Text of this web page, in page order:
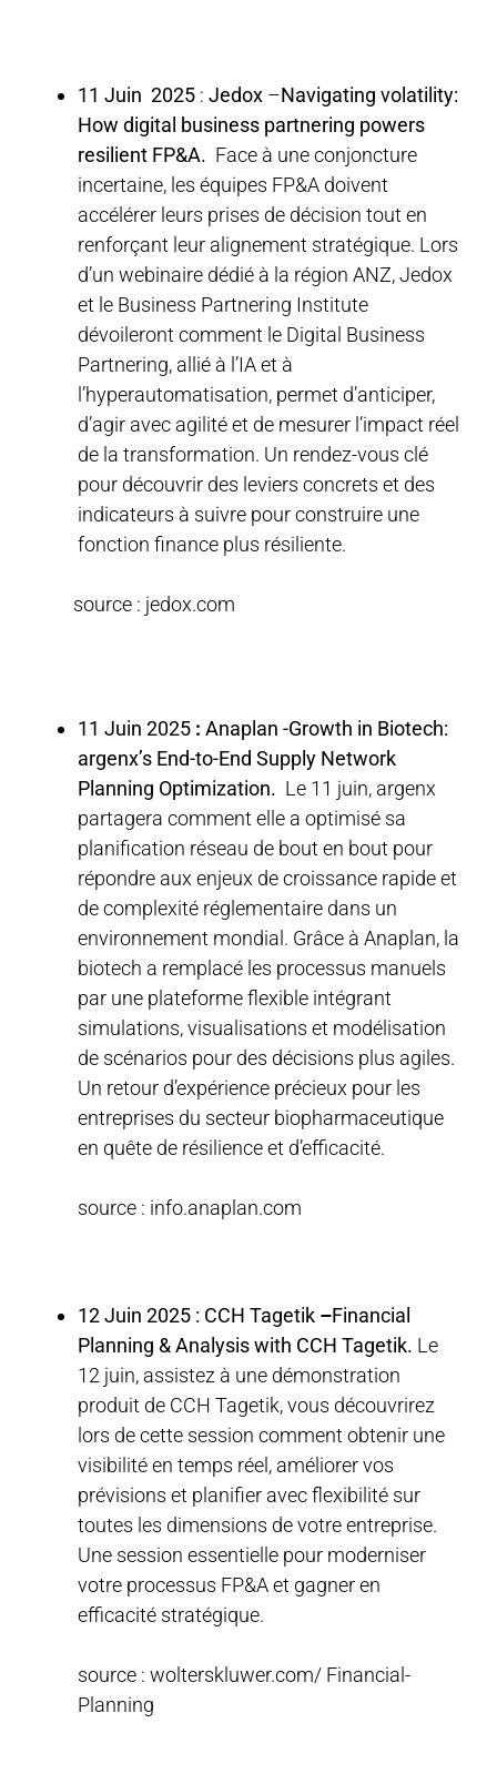
11 Juin 2025 : Jedox –Navigating volatility:
How digital business partnering powers
resilient FP&A. Face à une conjoncture
incertaine, les équipes FP&A doivent
accélérer leurs prises de décision tout en
renforçant leur alignement stratégique. Lors
d’un webinaire dédié à la région ANZ, Jedox
et le Business Partnering Institute
dévoileront comment le Digital Business
Partnering, allié à l’IA et à
l’hyperautomatisation, permet d’anticiper,
d’agir avec agilité et de mesurer l’impact réel
de la transformation. Un rendez-vous clé
pour découvrir des leviers concrets et des
indicateurs à suivre pour construire une
fonction finance plus résiliente.
source : jedox.com
11 Juin 2025 : Anaplan -Growth in Biotech:
argenx’s End-to-End Supply Network
Planning Optimization. Le 11 juin, argenx
partagera comment elle a optimisé sa
planification réseau de bout en bout pour
répondre aux enjeux de croissance rapide et
de complexité réglementaire dans un
environnement mondial. Grâce à Anaplan, la
biotech a remplacé les processus manuels
par une plateforme flexible intégrant
simulations, visualisations et modélisation
de scénarios pour des décisions plus agiles.
Un retour d’expérience précieux pour les
entreprises du secteur biopharmaceutique
en quête de résilience et d’efficacité.
source : info.anaplan.com
12 Juin 2025 : CCH Tagetik –Financial
Planning & Analysis with CCH Tagetik. Le
12 juin, assistez à une démonstration
produit de CCH Tagetik, vous découvrirez
lors de cette session comment obtenir une
visibilité en temps réel, améliorer vos
prévisions et planifier avec flexibilité sur
toutes les dimensions de votre entreprise.
Une session essentielle pour moderniser
votre processus FP&A et gagner en
efficacité stratégique.
source : wolterskluwer.com/ Financial-
Planning